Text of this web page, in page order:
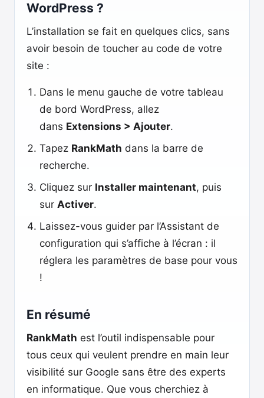
WordPress ?
L’installation se fait en quelques clics, sans
avoir besoin de toucher au code de votre
site :
Dans le menu gauche de votre tableau
de bord WordPress, allez
dans Extensions > Ajouter.
Tapez RankMath dans la barre de
recherche.
Cliquez sur Installer maintenant, puis
sur Activer.
Laissez-vous guider par l’Assistant de
configuration qui s’affiche à l’écran : il
réglera les paramètres de base pour vous
!
En résumé
RankMath est l’outil indispensable pour
tous ceux qui veulent prendre en main leur
visibilité sur Google sans être des experts
en informatique. Que vous cherchiez à